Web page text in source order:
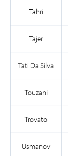
Tahri
Tajer
Tati Da Silva
Touzani
Trovato
Usmanov